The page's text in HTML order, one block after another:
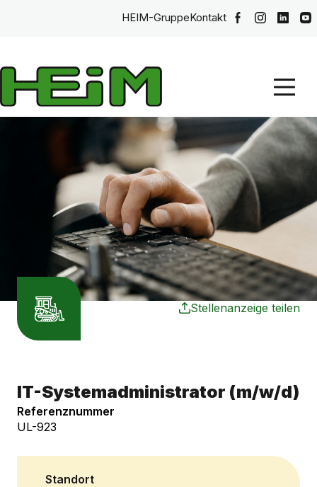
HEIM-GruppeKontakt
Stellenanzeige teilen
IT-Systemadministrator (m/w/d)
Referenznummer
UL-923
Standort